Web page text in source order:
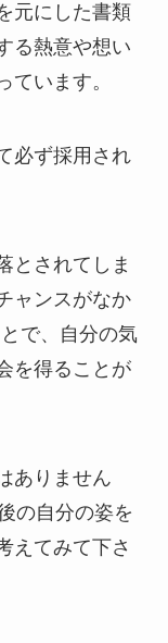
元にした書類
る熱意や想い
ています。
必ず採用され
とされてしま
ャンスがなか
で、自分の気
を得ることが
ありません
の自分の姿を
えてみて下さ